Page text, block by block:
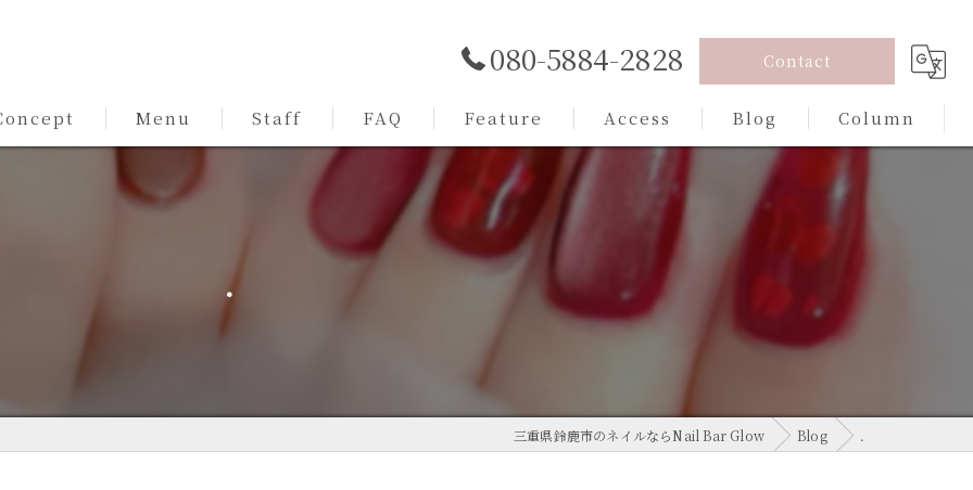
080-5884-2828 Contact
Menu Staff FAQ Feature
持ち込みデザイン
パラジェル
Access Blog Column
．
三重県鈴鹿市のネイルならNail Bar Glow Blog ．